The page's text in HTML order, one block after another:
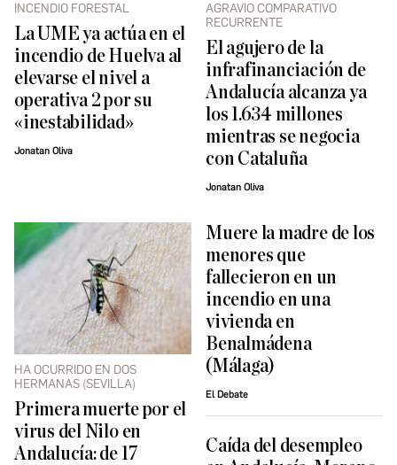
INCENDIO FORESTAL
La UME ya actúa en el
incendio de Huelva al
elevarse el nivel a
operativa 2 por su
«inestabilidad»
Jonatan Oliva
AGRAVIO COMPARATIVO
RECURRENTE
El agujero de la
infrafinanciación de
Andalucía alcanza ya
los 1.634 millones
mientras se negocia
con Cataluña
Jonatan Oliva
HA OCURRIDO EN DOS
HERMANAS (SEVILLA)
Primera muerte por el
virus del Nilo en
Andalucía: de 17
Muere la madre de los
menores que
fallecieron en un
incendio en una
vivienda en
Benalmádena
(Málaga)
El Debate
Caída del desempleo